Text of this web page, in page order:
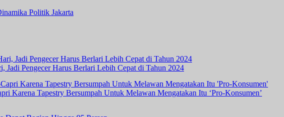
Politik Jakarta
Pengecer Harus Berlari Lebih Cepat di Tahun 2024
Karena Tapestry Bersumpah Untuk Melawan Mengatakan Itu ‘Pro-Konsumen’